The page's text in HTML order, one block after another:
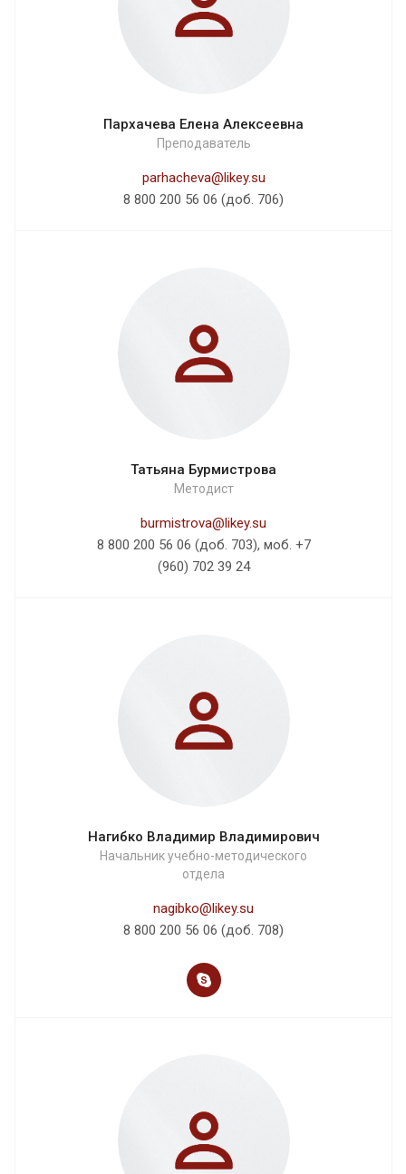
Пархачева Елена Алексеевна
Преподаватель
parhacheva@likey.su
8 800 200 56 06 (доб. 706)
Татьяна Бурмистрова
Методист
burmistrova@likey.su
8 800 200 56 06 (доб. 703), моб. +7
(960) 702 39 24
Нагибко Владимир Владимирович
Начальник учебно-методического
отдела
nagibko@likey.su
8 800 200 56 06 (доб. 708)